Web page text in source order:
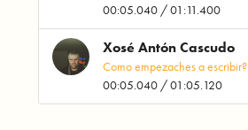
00:05.040 / 01:11.400
Xosé Antón Cascudo
Como empezaches a escribir?
00:05.040 / 01:05.120